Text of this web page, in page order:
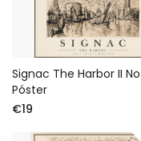
Signac The Harbor II
Póster
€19